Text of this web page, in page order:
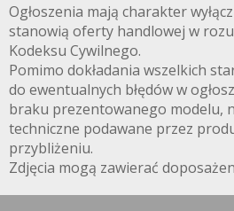
Ogłoszenia mają charakter
stanowią oferty handlowej w
Kodeksu Cywilnego.
Pomimo dokładania wszelkich
do ewentualnych błędów w
braku prezentowanego modelu,
techniczne podawane przez
przybliżeniu.
Zdjęcia mogą zawierać